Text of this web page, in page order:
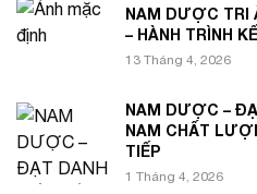
NAM DƯỢC TRI
– HÀNH TRÌNH
13 Tháng 4, 2026
NAM DƯỢC –
NAM CHẤT
TIẾP
1 Tháng 4, 2026